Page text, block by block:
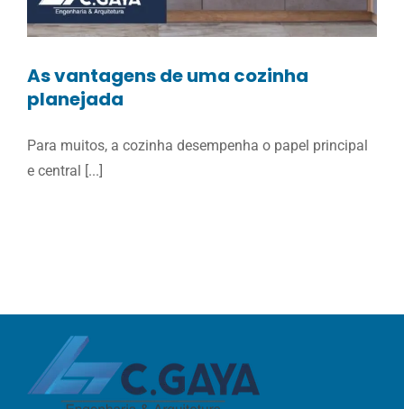
As vantagens de uma cozinha
planejada
Para muitos, a cozinha desempenha o papel principal
e central [...]